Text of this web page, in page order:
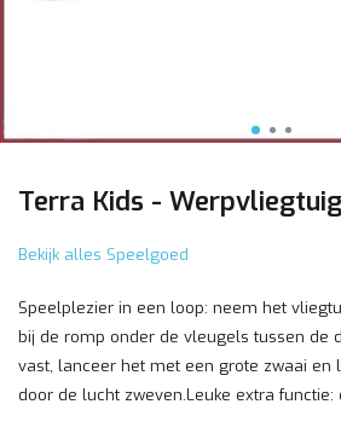
Terra Kids -
Bekijk alles Speelgoed
Speelplezier in een loop: neem het
bij de romp onder de vleugels tussen de
vast, lanceer het met een grote zwaai en
door de lucht zweven.Leuke extra